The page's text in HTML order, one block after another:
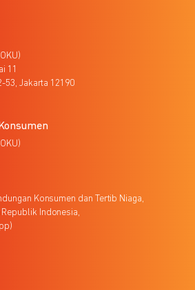
11
53, Jakarta 12190
Konsumen dan Tertib Niaga,
Indonesia,